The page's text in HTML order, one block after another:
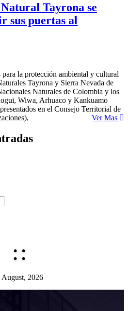
Tayrona se
sus puertas al
para la protección ambiental y cultural
Tayrona y Sierra Nevada de
Naturales de Colombia y los
Wiwa, Arhuaco y Kankuamo
en el Consejo Territorial de
Ver Mas
::
August, 2026